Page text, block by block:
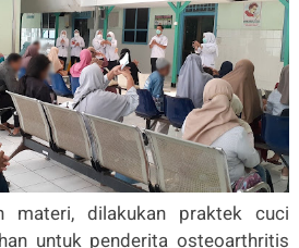
materi, dilakukan praktek cuci
untuk penderita osteoarthritis